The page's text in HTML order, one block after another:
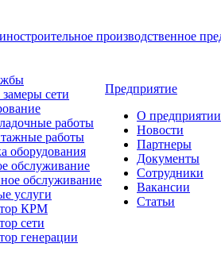
сети
работы
работы
оборудования
обслуживание
обслуживание
услуги
КРМ
сети
генерации
Предприятие
О предприятии
Новости
Партнеры
Документы
Сотрудники
Вакансии
Статьи